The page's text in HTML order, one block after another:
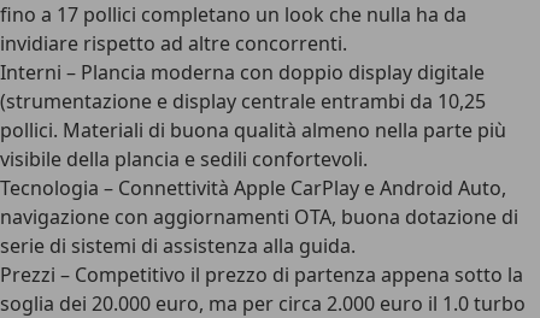
fino a 17 pollici completano un look che nulla ha da
invidiare rispetto ad altre concorrenti.
Interni – Plancia moderna con doppio display digitale
(strumentazione e display centrale entrambi da 10,25
pollici. Materiali di buona qualità almeno nella parte più
visibile della plancia e sedili confortevoli.
Tecnologia – Connettività Apple CarPlay e Android Auto,
navigazione con aggiornamenti OTA, buona dotazione di
serie di sistemi di assistenza alla guida.
Prezzi – Competitivo il prezzo di partenza appena sotto la
soglia dei 20.000 euro, ma per circa 2.000 euro il 1.0 turbo